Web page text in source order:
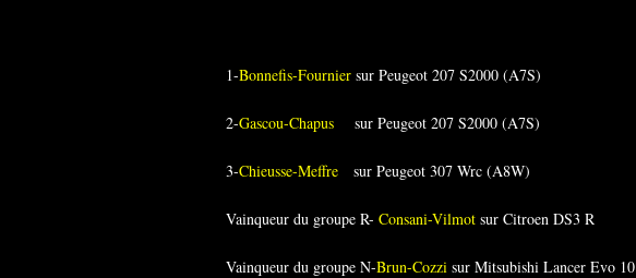
1-Bonnefis-Fournier sur Peugeot 207 S2000 (A7S)
2-Gascou-Chapus sur Peugeot 207 S2000 (A7S)
3-Chieusse-Meffre sur Peugeot 307 Wrc (A8W)
Vainqueur du groupe R- Consani-Vilmot sur Citroen DS3 R
Vainqueur du groupe N-Brun-Cozzi sur Mitsubishi Lancer Evo 10